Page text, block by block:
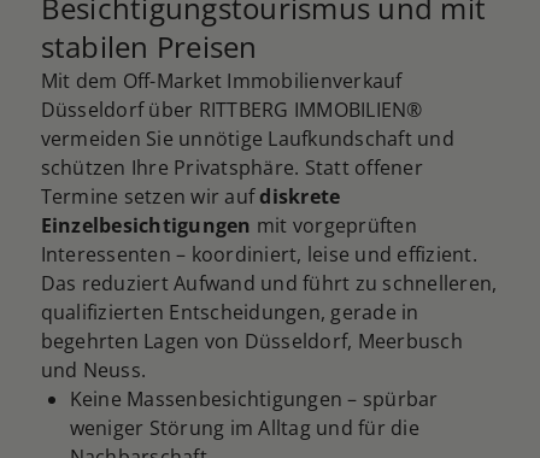
stabilen Preisen
Mit dem Off-Market Immobilienverkauf
Düsseldorf über RITTBERG IMMOBILIEN®
vermeiden Sie unnötige Laufkundschaft und
schützen Ihre Privatsphäre. Statt offener
Termine setzen wir aufdiskrete
Einzelbesichtigungen mit vorgeprüften
Interessenten – koordiniert, leise und effizient.
Das reduziert Aufwand und führt zu schnelleren,
qualifizierten Entscheidungen, gerade in
begehrten Lagen von Düsseldorf, Meerbusch
und Neuss.
Keine Massenbesichtigungen – spürbar
weniger Störung im Alltag und für die